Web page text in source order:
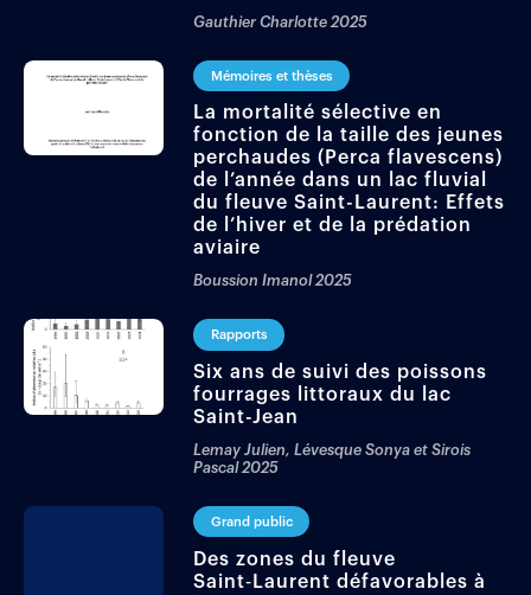
Gauthier Charlotte 2025
Mémoires et thèses
La mortalité sélective en
fonction de la taille des jeunes
perchaudes (Perca flavescens)
de l’année dans un lac fluvial
du fleuve Saint-Laurent: Effets
de l’hiver et de la prédation
aviaire
Boussion Imanol 2025
Rapports
Six ans de suivi des poissons
fourrages littoraux du lac
Saint-Jean
Lemay Julien, Lévesque Sonya et Sirois
Pascal 2025
Grand public
Des zones du fleuve
Saint‑Laurent défavorables à